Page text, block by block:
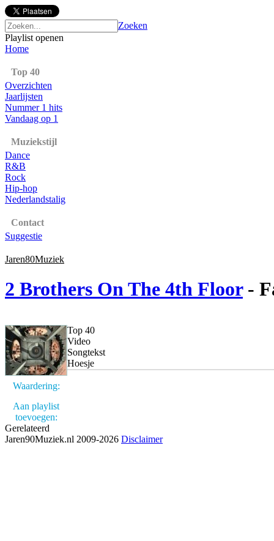
Zoeken
Playlist openen
Home
Top 40
Overzichten
Jaarlijsten
Nummer 1 hits
Vandaag op 1
Muziekstijl
Dance
R&B
Rock
Hip-hop
Nederlandstalig
Contact
Suggestie
Jaren80Muziek
2 Brothers On The 4th Floor-
Waardering:
Aan playlist
toevoegen:
Top 40
Video
Songtekst
Hoesje
Gerelateerd
Jaren90Muziek.nl 2009-2026 Disclaimer